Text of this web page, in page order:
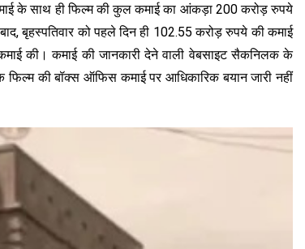
के साथ ही फिल्म की कुल कमाई का आंकड़ा 200 करोड़ रुपये
बृहस्पतिवार को पहले दिन ही 102.55 करोड़ रुपये की कमाई
की। कमाई की जानकारी देने वाली वेबसाइट सैकनिलक के
की बॉक्स ऑफिस कमाई पर आधिकारिक बयान जारी नहीं